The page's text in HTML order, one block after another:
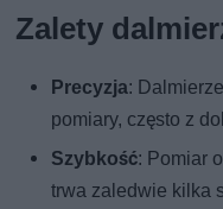
Zalety
Precyzja:
pomiary, często z
Szybkość: Pomiar
trwa zaledwie kilka